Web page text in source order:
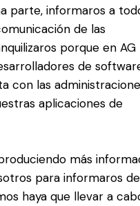
parte, informaros a
de las
porque en AG
de
con las
aplicaciones de
más
para informaros
haya que llevar a